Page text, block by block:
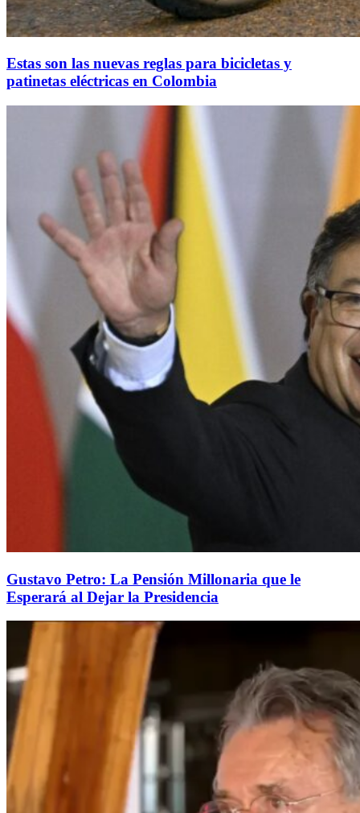
Estas son las nuevas reglas para bicicletas y
patinetas eléctricas en Colombia
Gustavo Petro: La Pensión Millonaria que le
Esperará al Dejar la Presidencia